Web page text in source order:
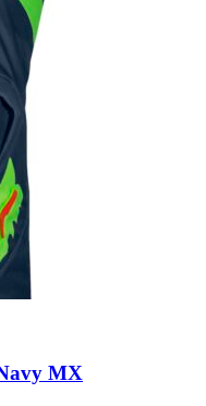
MX